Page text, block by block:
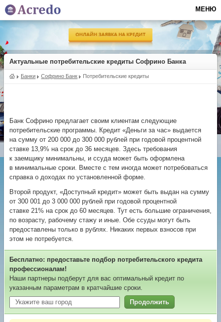
Актуальные потребительские кредиты Софрино Банка
Банки Софрино Банк Потребительские кредиты
Банк Софрино предлагает своим клиентам следующие
потребительские программы. Кредит «Деньги за час» выдается
на сумму от 200 000 до 300 000 рублей при годовой процентной
ставке 13,9% на срок до 36 месяцев. Здесь требования
к заемщику минимальны, и ссуда может быть оформлена
в минимальные сроки. Вместе с тем иногда может потребоваться
справка о доходах по установленной форме.
Второй продукт, «Доступный кредит» может быть выдан на сумму
от 300 001 до 3 000 000 рублей при годовой процентной
ставке 21% на срок до 60 месяцев. Тут есть большие ограничения,
по возрасту, рабочему стажу и иные. Обе ссуды могут быть
предоставлены только в рублях. Никаких первых взносов при
этом не потребуется.
Бесплатно: предоставьте подбор потребительского кредита
профессионалам!
Наши партнеры подберут для вас оптимальный кредит по
указанным параметрам в кратчайшие сроки.
Продолжить
МЕНЮ